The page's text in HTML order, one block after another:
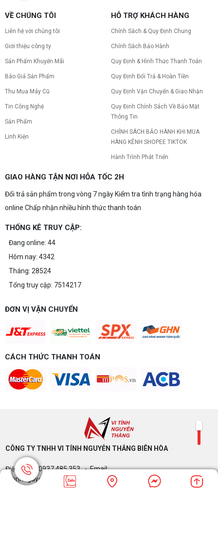
VỀ CHÚNG TÔI
Liên hệ với chúng tôi
Giới thiệu công ty
Sản Phẩm Khuyến Mãi
Báo Giá Sản Phẩm
Thu Mua Máy Cũ
Tin Công Nghệ
Sản Phẩm
Linh Kiện
HỖ TRỢ KHÁCH HÀNG
Chính Sách & Quy Định Chung
Chính Sách Bảo Hành
Quy Định & Hình Thức Thanh Toán
Quy Định Đổi Trả & Hoàn Tiền
Quy Định Vận Chuyển & Giao Nhận
Quy Định Chính Sách Về Bảo Mật
Thông Tin
CHÍNH SÁCH BẢO HÀNH KHI MUA
HÀNG KÊNH SHOPEE TIKTOK
Hành Trình Phát Triển
GIAO HÀNG TẬN NƠI HỎA TỐC 2H
Đổi trả sản phẩm trong vòng 7 ngày Kiểm tra tình trạng hàng hóa
online Chấp nhận nhiều hình thức thanh toán
THỐNG KÊ TRUY CẬP:
Đang online: 44
Hôm nay: 4342
Tháng: 28524
Tổng truy cập: 7514217
ĐƠN VỊ VẬN CHUYỂN
CÁCH THỨC THANH TOÁN
CÔNG TY TNHH VI TÍNH NGUYỄN THẮNG BIÊN HÒA​
Điện thoại: 0937.485.353 - Email:
vitinhnguyenthang@gmail.com
Website: vitinhnguyenthang.com - Zalo :